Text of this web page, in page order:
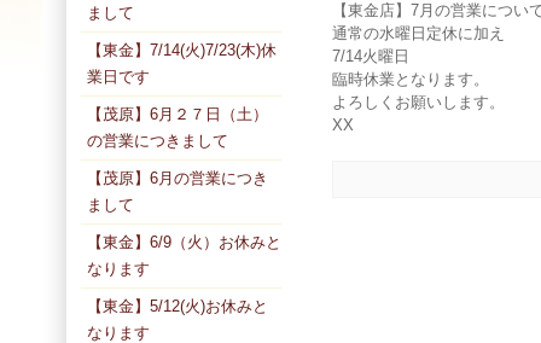
【東金店】7月の営業につい
通常の水曜日定休に加え
7/14火曜日
臨時休業となります。
よろしくお願いします。
XX
まして
【東金】7/14(火)7/23(木)休
業日です
【茂原】6月２７日（土）
の営業につきまして
【茂原】6月の営業につき
まして
【東金】6/9（火）お休みと
なります
【東金】5/12(火)お休みと
なります